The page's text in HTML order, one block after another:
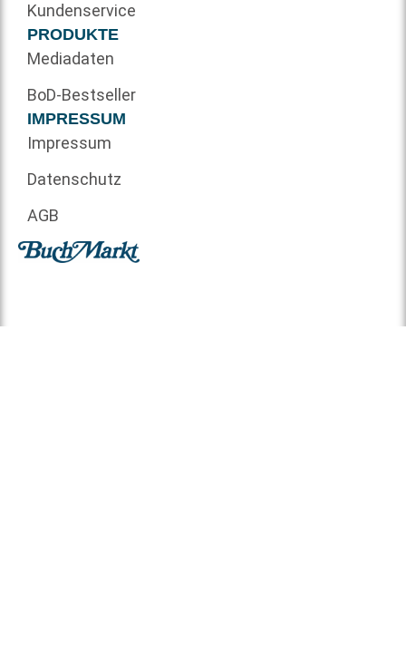
Kundenservice
PRODUKTE
Mediadaten
BoD-Bestseller
IMPRESSUM
Impressum
Datenschutz
AGB